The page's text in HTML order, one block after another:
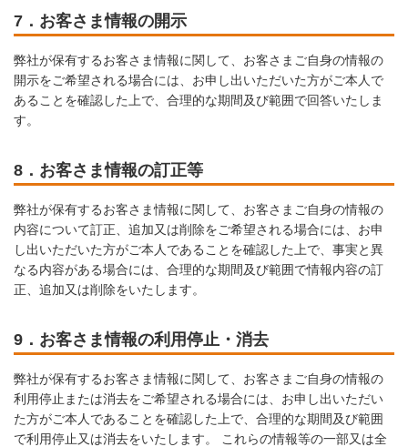
7．お客さま情報の開示
弊社が保有するお客さま情報に関して、お客さまご自身の情報の
開示をご希望される場合には、お申し出いただいた方がご本人で
あることを確認した上で、合理的な期間及び範囲で回答いたしま
す。
8．お客さま情報の訂正等
弊社が保有するお客さま情報に関して、お客さまご自身の情報の
内容について訂正、追加又は削除をご希望される場合には、お申
し出いただいた方がご本人であることを確認した上で、事実と異
なる内容がある場合には、合理的な期間及び範囲で情報内容の訂
正、追加又は削除をいたします。
9．お客さま情報の利用停止・消去
弊社が保有するお客さま情報に関して、お客さまご自身の情報の
利用停止または消去をご希望される場合には、お申し出いただい
た方がご本人であることを確認した上で、合理的な期間及び範囲
で利用停止又は消去をいたします。 これらの情報等の一部又は全